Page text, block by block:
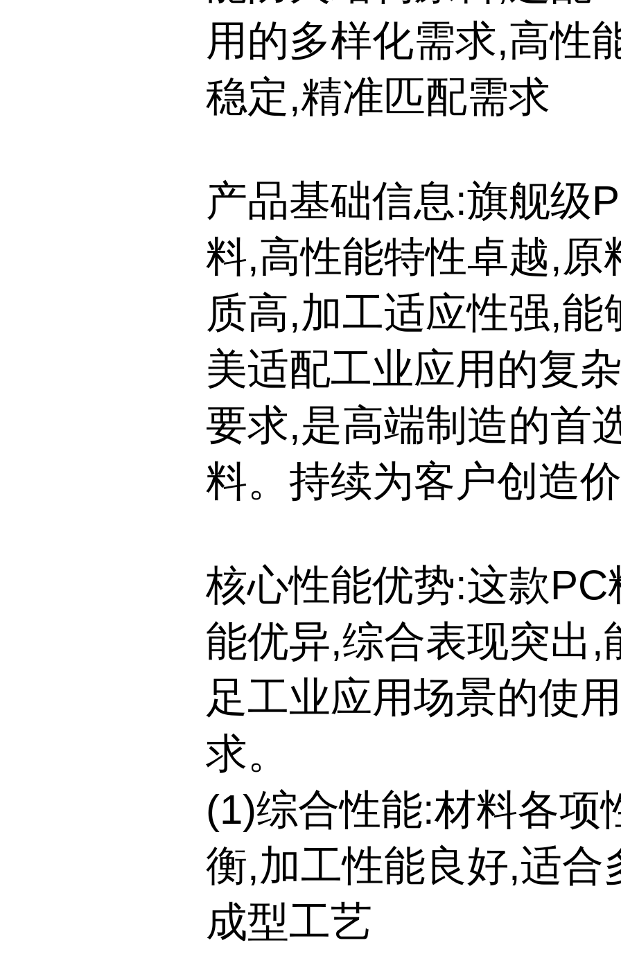
用的多样化需求,高性
稳定,精准匹配需求
产品基础信息:旗舰级
料,高性能特性卓越,原
质高,加工适应性强,能
美适配工业应用的复
要求,是高端制造的首
料。持续为客户创造
核心性能优势:这款PC
能优异,综合表现突出,
足工业应用场景的使
求。
(1)综合性能:材料各项
衡,加工性能良好,适合
成型工艺